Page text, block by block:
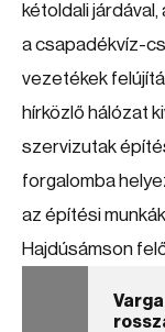
kétoldali
a csapadékvíz-
vezetékek
hírközlő hálózat
szervizutak
forgalomba
az építési
Hajdúsámson